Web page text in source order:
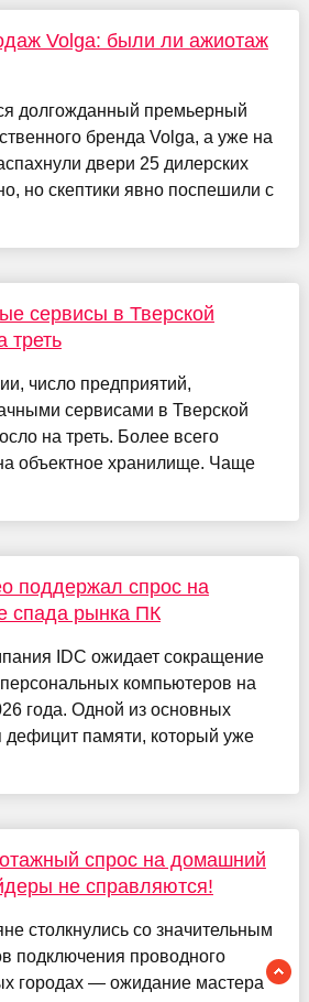
Volga: были ли ажиотаж
долгожданный премьерный
бренда Volga, а уже на
двери 25 дилерских
но скептики явно поспешили с
сервисы в Тверской
треть
число предприятий,
сервисами в Тверской
на треть. Более всего
объектное хранилище. Чаще
поддержал спрос на
спада рынка ПК
IDC ожидает сокращение
компьютеров на
года. Одной из основных
дефицит памяти, который уже
спрос на домашний
не справляются!
столкнулись со значительным
подключения проводного
городах — ожидание мастера